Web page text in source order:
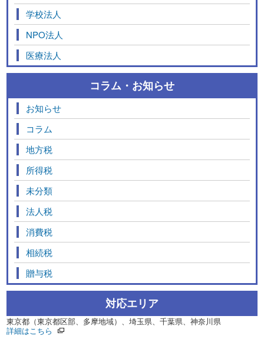
学校法人
NPO法人
医療法人
コラム・お知らせ
お知らせ
コラム
地方税
所得税
未分類
法人税
消費税
相続税
贈与税
対応エリア
東京都（東京都区部、多摩地域）、埼玉県、千葉県、神奈川県
詳細はこちら